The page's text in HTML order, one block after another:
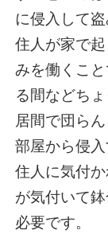
に侵入して
住人が家で
みを働くこ
る間などち
居間で団ら
部屋から侵
住人に気付
が気付いて
必要です。